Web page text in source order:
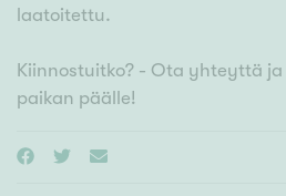
laatoitettu.
Kiinnostuitko? - Ota yhteyttä
paikan päälle!